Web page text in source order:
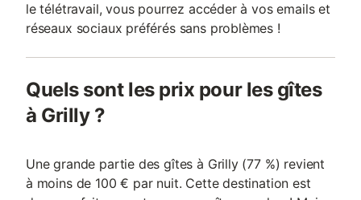
le télétravail, vous pourrez accéder à vos emails et
réseaux sociaux préférés sans problèmes !
Quels sont les prix pour les gîtes
à Grilly ?
Une grande partie des gîtes à Grilly (77 %) revient
à moins de 100 € par nuit. Cette destination est